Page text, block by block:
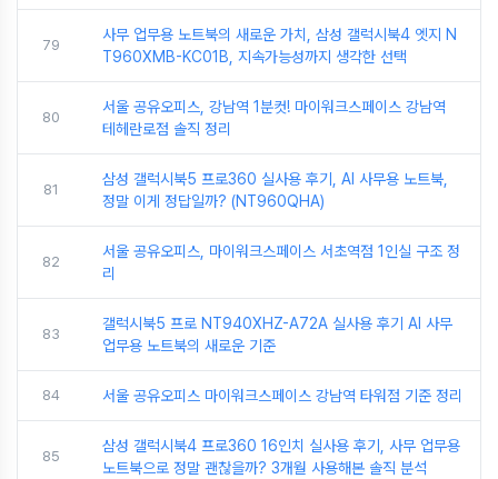
79
사무 업무용 노트북의 새로운 가치, 삼성 갤럭시북4 엣지 N
T960XMB-KC01B, 지속가능성까지 생각한 선택
80
서울 공유오피스, 강남역 1분컷! 마이워크스페이스 강남역
테헤란로점 솔직 정리
81
삼성 갤럭시북5 프로360 실사용 후기, AI 사무용 노트북,
정말 이게 정답일까? (NT960QHA)
82
서울 공유오피스, 마이워크스페이스 서초역점 1인실 구조 정
리
83
갤럭시북5 프로 NT940XHZ-A72A 실사용 후기 AI 사무
업무용 노트북의 새로운 기준
84 서울 공유오피스 마이워크스페이스 강남역 타워점 기준 정리
85
삼성 갤럭시북4 프로360 16인치 실사용 후기, 사무 업무용
노트북으로 정말 괜찮을까? 3개월 사용해본 솔직 분석